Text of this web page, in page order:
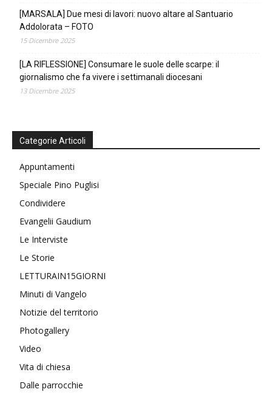
[MARSALA] Due mesi di lavori: nuovo altare al Santuario
Addolorata – FOTO
15 Dicembre 2025
[LA RIFLESSIONE] Consumare le suole delle scarpe: il
giornalismo che fa vivere i settimanali diocesani
13 Dicembre 2025
Categorie Articoli
Appuntamenti
Speciale Pino Puglisi
Condividere
Evangelii Gaudium
Le Interviste
Le Storie
LETTURAIN15GIORNI
Minuti di Vangelo
Notizie del territorio
Photogallery
Video
Vita di chiesa
Dalle parrocchie